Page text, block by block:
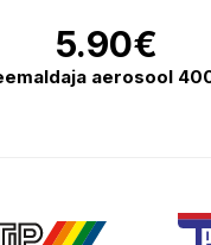
5.90€
aerosool